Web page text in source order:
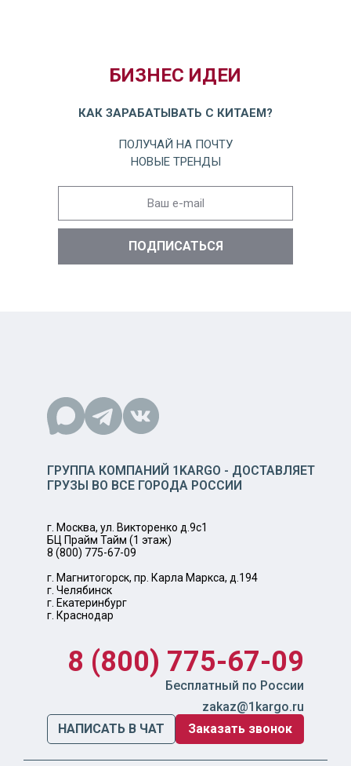
БИЗНЕС ИДЕИ
КАК ЗАРАБАТЫВАТЬ С КИТАЕМ?
ПОЛУЧАЙ НА ПОЧТУ
НОВЫЕ ТРЕНДЫ
ГРУППА КОМПАНИЙ 1KARGO - ДОСТАВЛЯЕТ
ГРУЗЫ ВО ВСЕ ГОРОДА РОССИИ
г. Москва, ул. Викторенко д.9с1
БЦ Прайм Тайм (1 этаж)
8 (800) 775-67-09
г. Магнитогорск, пр. Карла Маркса, д.194
г. Челябинск
г. Екатеринбург
г. Краснодар
8 (800) 775-67-09
Бесплатный по России
zakaz@1kargo.ru
НАПИСАТЬ В ЧАТ
Заказать звонок